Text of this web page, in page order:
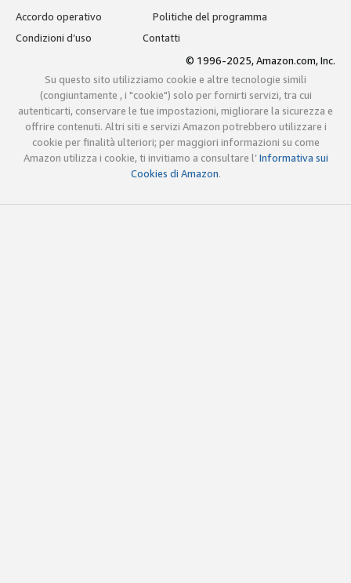
Accordo operativo
Politiche del programma
Condizioni d’uso
Contatti
© 1996-2025, Amazon.com, Inc.
Su questo sito utilizziamo cookie e altre tecnologie simili
(congiuntamente , i "cookie") solo per fornirti servizi, tra cui
autenticarti, conservare le tue impostazioni, migliorare la sicurezza e
offrire contenuti. Altri siti e servizi Amazon potrebbero utilizzare i
cookie per finalità ulteriori; per maggiori informazioni su come
Amazon utilizza i cookie, ti invitiamo a consultare l’Informativa sui
Cookies di Amazon.